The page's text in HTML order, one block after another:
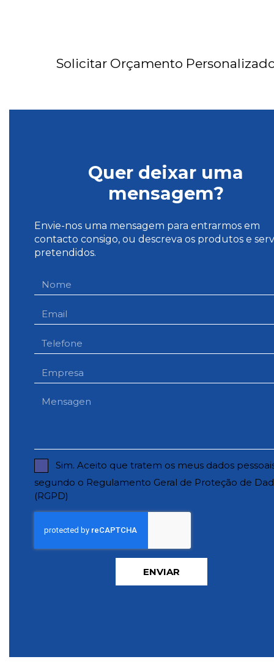
Solicitar Orçamento
Quer deixar uma
mensagem?
Envie-nos uma mensagem para entrarmos em
contacto consigo, ou descreva os produtos e
pretendidos.
Sim. Aceito que tratem os meus dados
segundo o Regulamento Geral de Proteção de
(RGPD)
ENVIAR